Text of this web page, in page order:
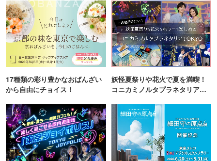
17種類の彩り豊かなおばんざい
から自由にチョイス！
妖怪夏祭りや花火で夏を満喫！
コニカミノルタプラネタリア